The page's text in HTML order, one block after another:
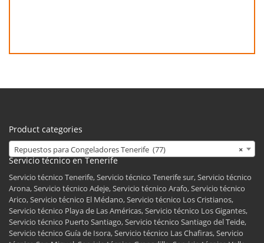
Product categories
×
Repuestos para Congeladores Tenerife (77)
Servicio técnico en Tenerife
Servicio técnico Tenerife, Servicio técnico Tenerife sur, Servicio técnico
Arona, Servicio técnico Adeje, Servicio técnico Arafo, Servicio técnico
Arico, Servicio técnico El Médano, Servicio técnico Los Cristianos,
Servicio técnico Playa de Las Américas, Servicio técnico Los Gigantes,
Servicio técnico Puerto Santiago, Servicio técnico Santiago del Teide,
Servicio técnico Guía de Isora, Servicio técnico Las Chafiras, Servicio